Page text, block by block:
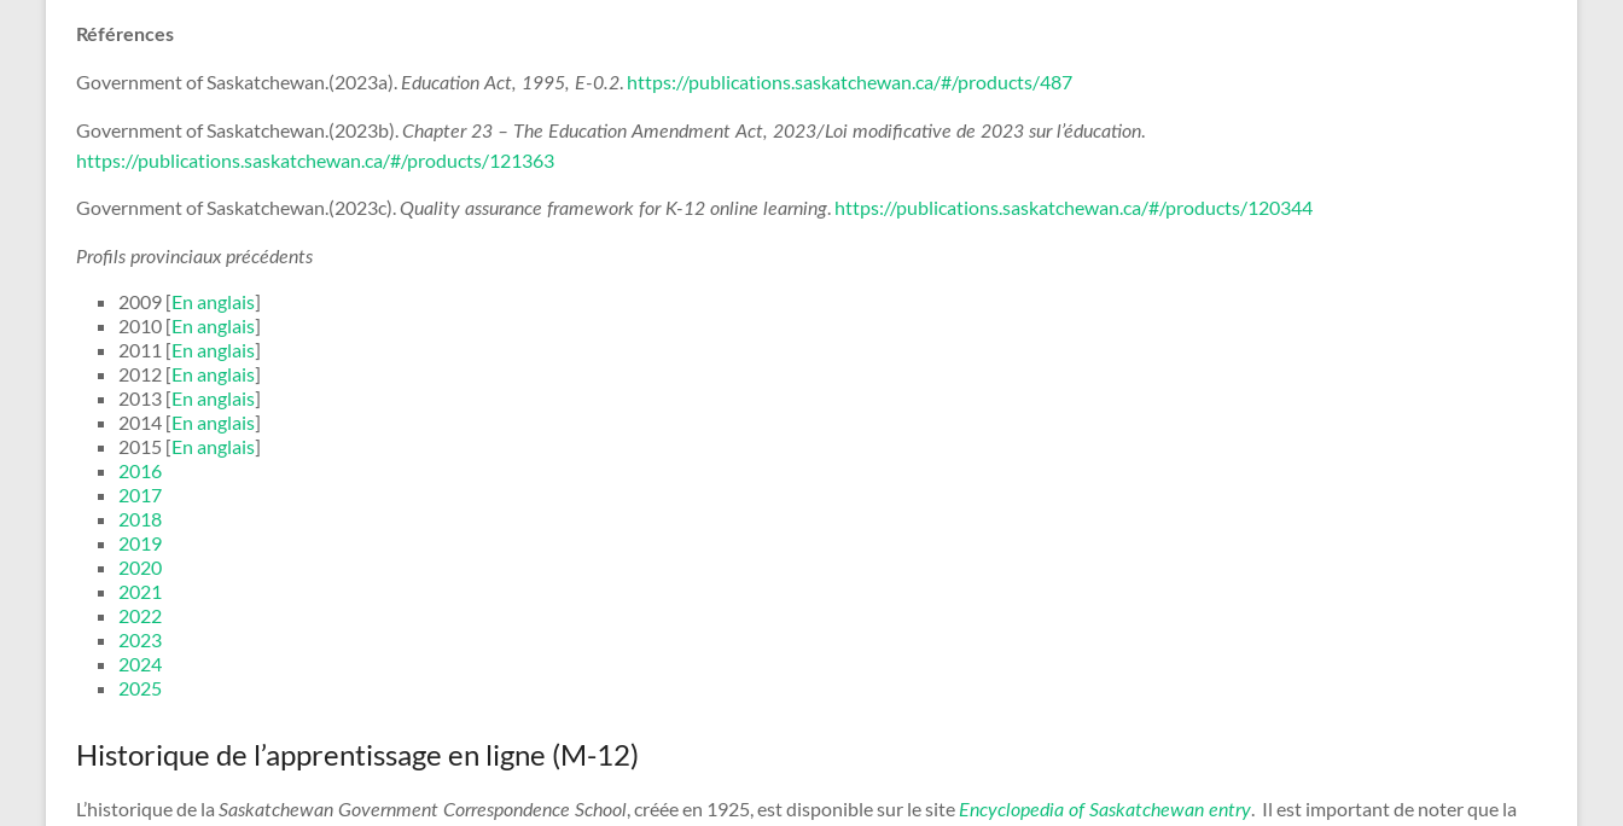
Références
Government of Saskatchewan.(2023a).Education Act, 1995, E-0.2. https://publications.saskatchewan.ca/#/products/487
Government of Saskatchewan.(2023b).Chapter 23 – The Education Amendment Act, 2023/Loi modificative de 2023 sur l’éducation.
https://publications.saskatchewan.ca/#/products/121363
Government of Saskatchewan.(2023c).Quality assurance framework for K-12 online learning. https://publications.saskatchewan.ca/#/products/120344
Profils provinciaux précédents
2009 [En anglais]
2010 [En anglais]
2011 [En anglais]
2012 [En anglais]
2013 [En anglais]
2014 [En anglais]
2015 [En anglais]
2016
2017
2018
2019
2020
2021
2022
2023
2024
2025
Historique de l’apprentissage en ligne (M-12)
L’historique de la Saskatchewan Government Correspondence School, créée en 1925, est disponible sur le siteEncyclopedia of Saskatchewan entry. Il est important de noter que la